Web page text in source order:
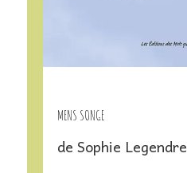
MENS SONGE
de Sophie Legendre